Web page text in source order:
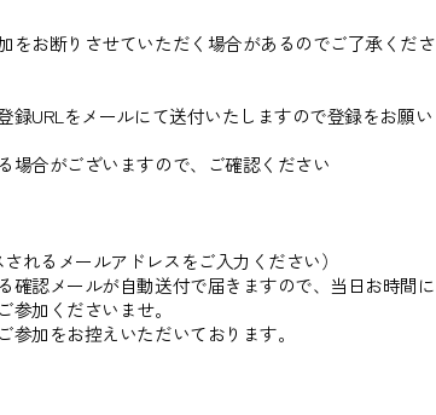
をお断りさせていただく場合があるのでご了承くださ
URLをメールにて送付いたしますので登録をお願い
合がございますので、ご確認ください
れるメールアドレスをご入力ください）
認メールが自動送付で届きますので、当日お時間に
加くださいませ。
加をお控えいただいております。